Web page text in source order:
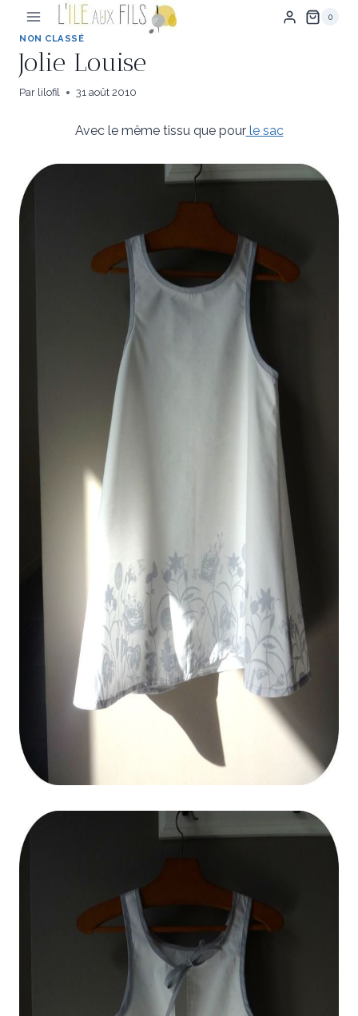
contenu
0
NON CLASSÉ
Jolie Louise
Par lilofil 31 août 2010
Avec le même tissu que pourle sac